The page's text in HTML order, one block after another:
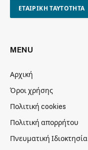
ΕΤΑΙΡΙΚΗ ΤΑΥΤΟΤΗΤΑ
MENU
Αρχική
Όροι χρήσης
Πολιτική cookies
Πολιτική απορρήτου
Πνευματική Ιδιοκτησία